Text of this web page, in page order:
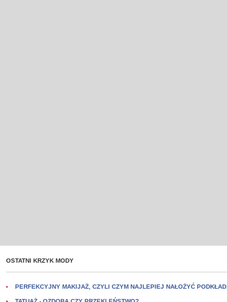
OSTATNI KRZYK MODY
PERFEKCYJNY MAKIJAŻ, CZYLI CZYM NAJLEPIEJ NAŁOŻYĆ PODKŁAD.